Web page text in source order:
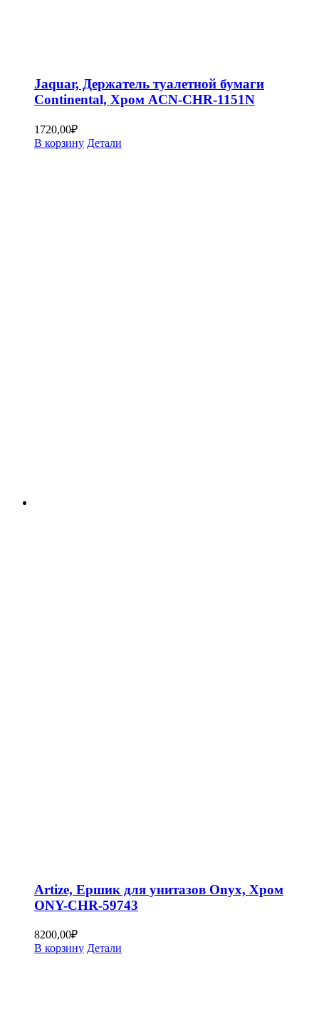
Jaquar, Держатель туалетной бумаги
Continental, Хром ACN-CHR-1151N
1720,00₽
В корзину Детали
Artize, Ершик для унитазов Onyx, Хром
ONY-CHR-59743
8200,00₽
В корзину Детали